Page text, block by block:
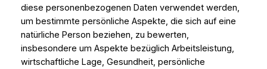
diese personenbezogenen Daten verwendet werden,
um bestimmte persönliche Aspekte, die sich auf eine
natürliche Person beziehen, zu bewerten,
insbesondere um Aspekte bezüglich Arbeitsleistung,
wirtschaftliche Lage, Gesundheit, persönliche